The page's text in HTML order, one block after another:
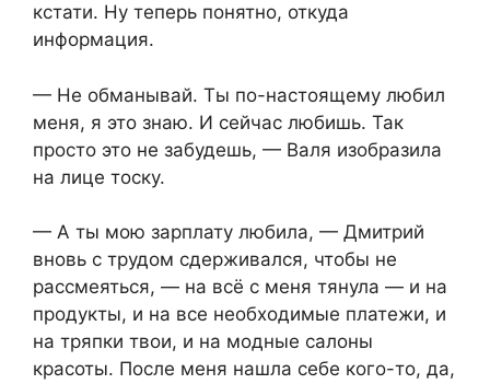
кстати. Ну теперь понятно, откуда
информация.
— Не обманывай. Ты по-настоящему любил
меня, я это знаю. И сейчас любишь. Так
просто это не забудешь, — Валя изобразила
на лице тоску.
— А ты мою зарплату любила, — Дмитрий
вновь с трудом сдерживался, чтобы не
рассмеяться, — на всё с меня тянула — и на
продукты, и на все необходимые платежи, и
на тряпки твои, и на модные салоны
красоты. После меня нашла себе кого-то, да,